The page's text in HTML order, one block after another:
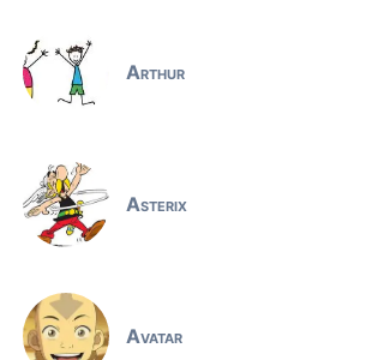
Arthur
Asterix
Avatar